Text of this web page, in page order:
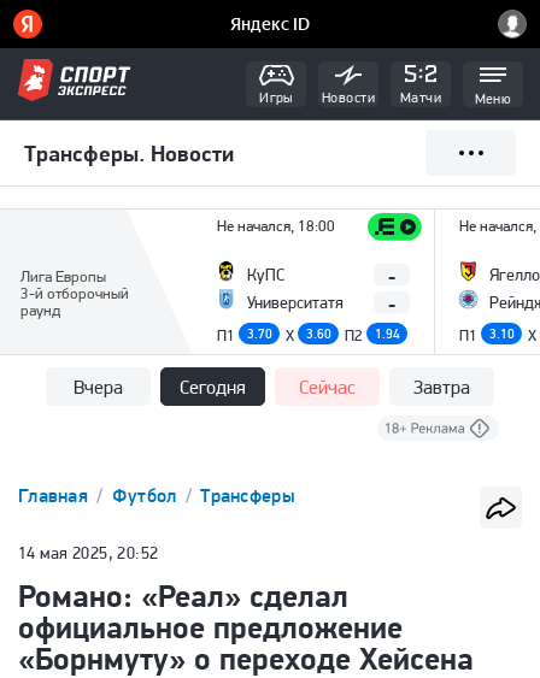
Игры Новости Матчи Меню
Трансферы. Новости
Лига Европы
3-й отборочный
раунд
Не начался, 18:00
КуПС
Университатя
-
-
П1 3.70 X 3.60 П2 1.94
Не
П1 3.10 X
Вчера Сегодня Сейчас Завтра
Главная Футбол Трансферы
14 мая 2025, 20:52
Романо: «Реал» сделал
официальное предложение
«Борнмуту» о переходе Хейсена